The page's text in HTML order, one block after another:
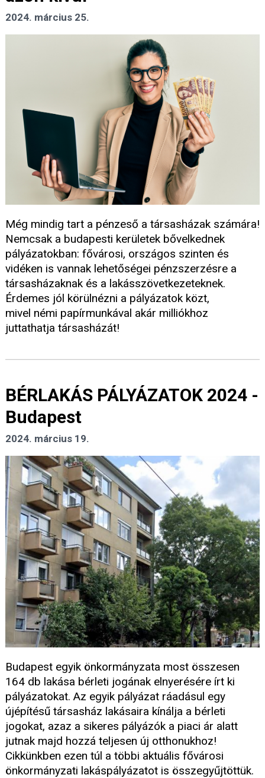
2024. március 25.
Még mindig tart a pénzeső a társasházak számára!
Nemcsak a budapesti kerületek bővelkednek
pályázatokban: fővárosi, országos szinten és
vidéken is vannak lehetőségei pénzszerzésre a
társasházaknak és a lakásszövetkezeteknek.
Érdemes jól körülnézni a pályázatok közt,
mivel némi papírmunkával akár milliókhoz
juttathatja társasházát!
BÉRLAKÁS PÁLYÁZATOK 2024 -
Budapest
2024. március 19.
Budapest egyik önkormányzata most összesen
164 db lakása bérleti jogának elnyerésére írt ki
pályázatokat. Az egyik pályázat ráadásul egy
újépítésű társasház lakásaira kínálja a bérleti
jogokat, azaz a sikeres pályázók a piaci ár alatt
jutnak majd hozzá teljesen új otthonukhoz!
Cikkünkben ezen túl a többi aktuális fővárosi
önkormányzati lakáspályázatot is összegyűjtöttük.